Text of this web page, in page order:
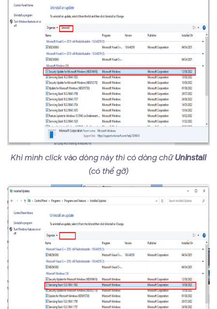
Khi mình click vào dòng này thì có dòng chữUninstall
(có thể gỡ)